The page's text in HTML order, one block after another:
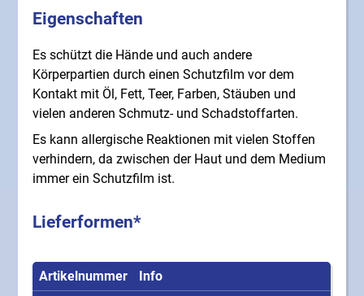
Eigenschaften
Es schützt die Hände und auch andere
Körperpartien durch einen Schutzfilm vor dem
Kontakt mit Öl, Fett, Teer, Farben, Stäuben und
vielen anderen Schmutz- und Schadstoffarten.
Es kann allergische Reaktionen mit vielen Stoffen
verhindern, da zwischen der Haut und dem Medium
immer ein Schutzfilm ist.
Lieferformen*
Artikelnummer
Info